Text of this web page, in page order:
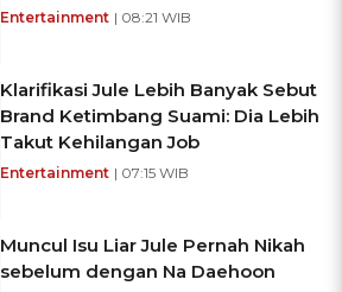
Entertainment | 08:21 WIB
Klarifikasi Jule Lebih Banyak Sebut
Brand Ketimbang Suami: Dia Lebih
Takut Kehilangan Job
Entertainment | 07:15 WIB
Muncul Isu Liar Jule Pernah Nikah
sebelum dengan Na Daehoon